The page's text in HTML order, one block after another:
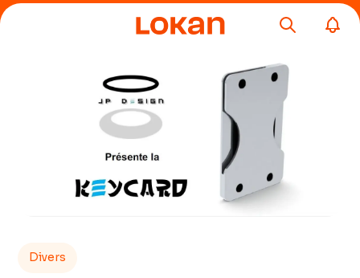
Divers